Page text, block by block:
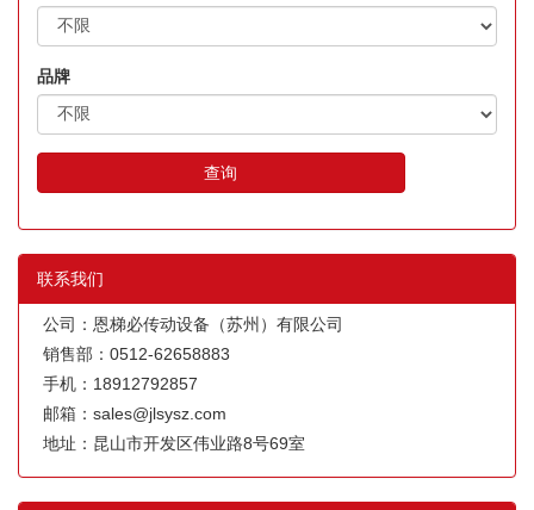
品牌
查询
联系我们
公司：恩梯必传动设备（苏州）有限公司
销售部：0512-62658883
手机：18912792857
邮箱：sales@jlsysz.com
地址：昆山市开发区伟业路8号69室